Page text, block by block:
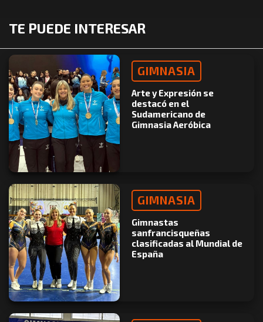
TE PUEDE INTERESAR
GIMNASIA
Arte y Expresión se
destacó en el
Sudamericano de
Gimnasia Aeróbica
GIMNASIA
Gimnastas
sanfrancisqueñas
clasificadas al Mundial de
España